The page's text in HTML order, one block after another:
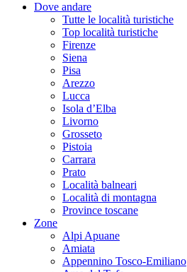
Dove andare
Tutte le località turistiche
Top località turistiche
Firenze
Siena
Pisa
Arezzo
Lucca
Isola d’Elba
Livorno
Grosseto
Pistoia
Carrara
Prato
Località balneari
Località di montagna
Province toscane
Zone
Alpi Apuane
Amiata
Appennino Tosco-Emiliano